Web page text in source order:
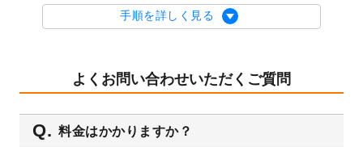
を公開いたしました。
2023/9/1
2024年版1月始まりのカレンダーデザイン
オリジナルサイズ、変型サイズで作成でき
るようになりました！
2023/8/18
チケットのデザインテンプレートを追加し
ました。
手順を詳しく見る
よくお問い合わせいただくご質問
料金はかかりますか？